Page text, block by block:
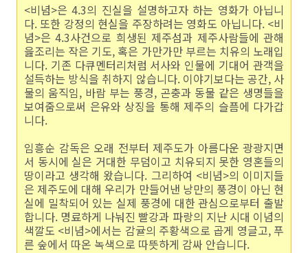
<비념>은 4.3의 진실을 설명하고자 하는 영화가 아닙니
다. 또한 강정의 현실을 주장하려는 영화도 아닙니다. <비
념>은 4.3사건으로 희생된 제주섬과 제주사람들에 관해
읊조리는 작은 기도, 혹은 가만가만 부르는 치유의 노래입
니다. 기존 다큐멘터리처럼 서사와 인물에 기대어 관객을
설득하는 방식을 취하지 않습니다. 이야기보다는 공간, 사
물의 움직임, 바람 부는 풍경, 곤충과 동물 같은 생명들을
보여줌으로써 은유와 상징을 통해 제주의 슬픔에 다가갑
니다.
임흥순 감독은 오래 전부터 제주도가 아름다운 광광지면
서 동시에 실은 거대한 무덤이고 치유되지 못한 영혼들의
땅이라고 생각해 왔습니다. 그리하여 <비념>의 이미지들
은 제주도에 대해 우리가 만들어낸 낭만의 풍경이 아닌 현
실에 밀착되어 있는 실제 풍경에 대한 관심으로부터 출발
합니다. 명료하게 나눠진 빨강과 파랑의 지난 시대 이념의
색깔도 <비념>에서는 감귤의 주황색으로 곱게 영글고, 푸
른 숲에서 따온 녹색으로 따뜻하게 감싸 안습니다.